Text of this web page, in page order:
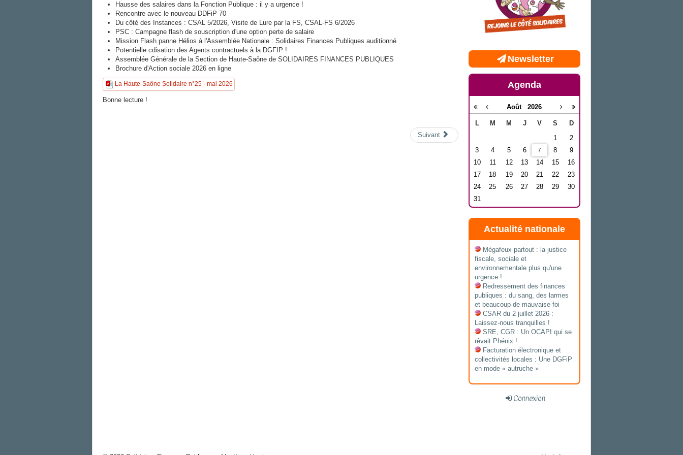
Hausse des salaires dans la Fonction Publique : il y a urgence !
Rencontre avec le nouveau DDFiP 70
Du côté des Instances : CSAL 5/2026, Visite de Lure par la FS, CSAL-FS 6/2026
PSC : Campagne flash de souscription d'une option perte de salaire
Mission Flash panne Hélios à l'Assemblée Nationale : Solidaires Finances Publiques auditionné
Potentielle cdisation des Agents contractuels à la DGFIP !
Assemblée Générale de la Section de Haute-Saône de SOLIDAIRES FINANCES PUBLIQUES
Brochure d'Action sociale 2026 en ligne
La Haute-Saône Solidaire n°25 - mai 2026
Bonne lecture !
Suivant
Newsletter
Agenda
Août 2026
L M M J V S
D
1
2
3
4 5 6 7 8
9
10
11 12 13 14 15
16
17
18 19 20 21 22
23
24
25 26 27 28 29
30
31
Actualité nationale
Mégafeux partout : la justice
fiscale, sociale et
environnementale plus qu'une
urgence !
Redressement des finances
publiques : du sang, des larmes
et beaucoup de mauvaise foi
CSAR du 2 juillet 2026 :
Laissez-nous tranquilles !
SRE, CGR : Un OCAPI qui se
rêvait Phénix !
Facturation électronique et
collectivités locales : Une DGFiP
en mode « autruche »
Connexion